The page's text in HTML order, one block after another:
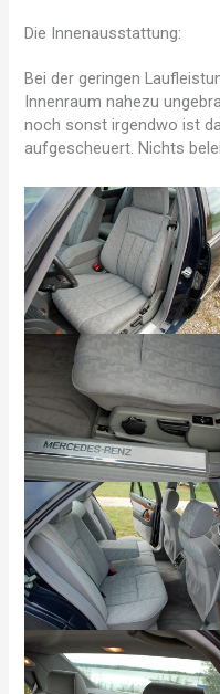
Die Innenausstattung:
Bei der geringen
Innenraum nahezu
noch sonst irgendwo ist
aufgescheuert. Nichts